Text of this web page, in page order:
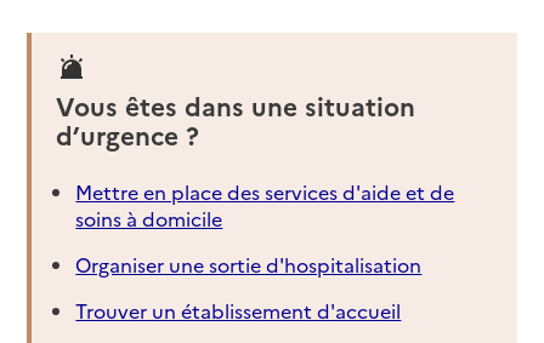
Source des données : Finess n° 830024196
Mis à jour le : 05/08/2026
Service autonomie à domicile (aide)
AMFD 83
Adresse
25 place Albert 1er
83000-Toulon
Site internet
Vous êtes dans une situation
d’urgence ?
Mettre en place des services d'aide et de
soins à domicile
Organiser une sortie d'hospitalisation
Trouver un établissement d'accueil